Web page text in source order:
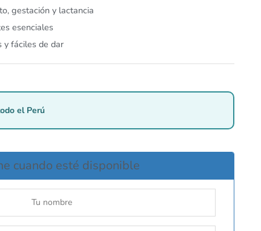
gestación y lactancia
esenciales
y fáciles de dar
el Perú
cuando esté disponible